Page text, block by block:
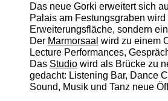
Das neue Gorki erweitert sich
Palais am Festungsgraben
Erweiterungsfläche, sondern
Der Marmorsaal wird zu einem
Lecture Performances,
Das Studiowird als Brücke zu
gedacht: Listening Bar, Dance
Sound, Musik und Tanz neue